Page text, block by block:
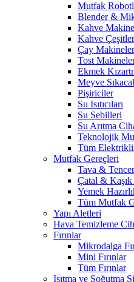
Mutfak
Blender &
Kahve
Kahve
Çay
Tost
Ekmek
Meyve
Pişiriciler
Su Isıtıcıları
Su Sebilleri
Su Arıtma
Teknolojik
Tüm
Mutfak Gereçleri
Tava &
Çatal & Kaşık
Yemek
Tüm Mutfak
Yapı Aletleri
Hava Temizleme
Fırınlar
Mikrodalga
Mini Fırınlar
Tüm Fırınlar
Isıtma ve Soğutma